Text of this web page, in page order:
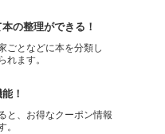
の整理ができる！
ごとなどに本を分類し
れます。
！
と、お得なクーポン情報